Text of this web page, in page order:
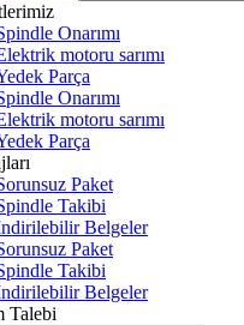
Onarımı
motoru sarımı
Parça
Onarımı
motoru sarımı
Parça
Paket
Takibi
Belgeler
Paket
Takibi
Belgeler
Talebi